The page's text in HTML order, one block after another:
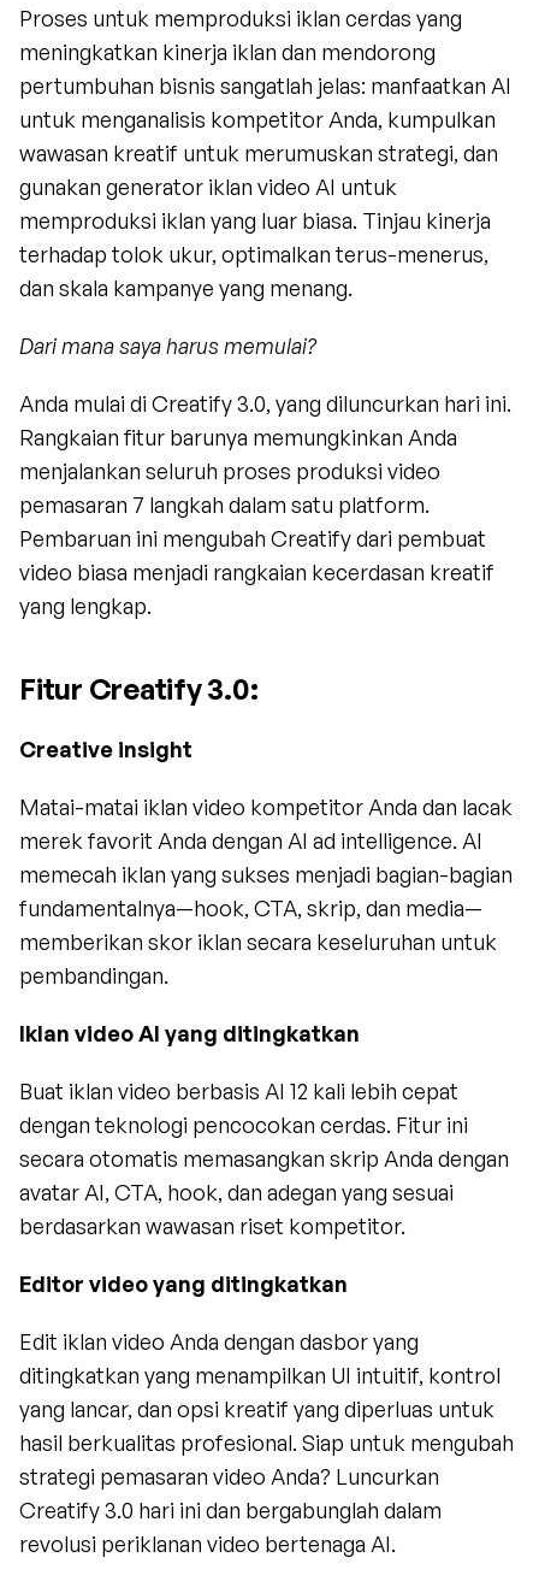
Proses untuk memproduksi iklan cerdas yang
meningkatkan kinerja iklan dan mendorong
pertumbuhan bisnis sangatlah jelas: manfaatkan AI
untuk menganalisis kompetitor Anda, kumpulkan
wawasan kreatif untuk merumuskan strategi, dan
gunakan generator iklan video AI untuk
memproduksi iklan yang luar biasa. Tinjau kinerja
terhadap tolok ukur, optimalkan terus-menerus,
dan skala kampanye yang menang.
Dari mana saya harus memulai?
Anda mulai di Creatify 3.0, yang diluncurkan hari ini.
Rangkaian fitur barunya memungkinkan Anda
menjalankan seluruh proses produksi video
pemasaran 7 langkah dalam satu platform.
Pembaruan ini mengubah Creatify dari pembuat
video biasa menjadi rangkaian kecerdasan kreatif
yang lengkap.
Fitur Creatify 3.0:
Creative insight
Matai-matai iklan video kompetitor Anda dan lacak
merek favorit Anda dengan AI ad intelligence. AI
memecah iklan yang sukses menjadi bagian-bagian
fundamentalnya—hook, CTA, skrip, dan media—
memberikan skor iklan secara keseluruhan untuk
pembandingan.
Iklan video AI yang ditingkatkan
Buat iklan video berbasis AI 12 kali lebih cepat
dengan teknologi pencocokan cerdas. Fitur ini
secara otomatis memasangkan skrip Anda dengan
avatar AI, CTA, hook, dan adegan yang sesuai
berdasarkan wawasan riset kompetitor.
Editor video yang ditingkatkan
Edit iklan video Anda dengan dasbor yang
ditingkatkan yang menampilkan UI intuitif, kontrol
yang lancar, dan opsi kreatif yang diperluas untuk
hasil berkualitas profesional. Siap untuk mengubah
strategi pemasaran video Anda? Luncurkan
Creatify 3.0 hari ini dan bergabunglah dalam
revolusi periklanan video bertenaga AI.